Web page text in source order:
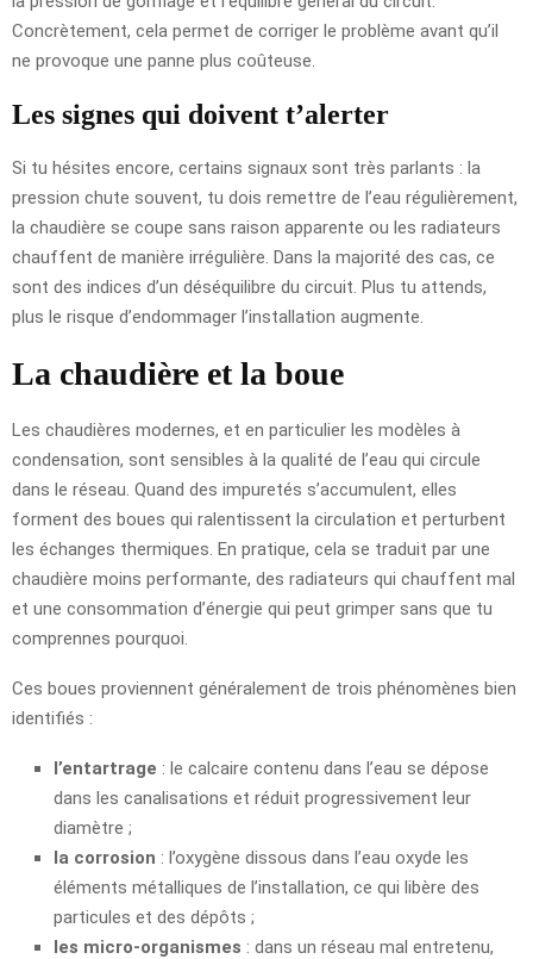
Concrètement, cela permet de corriger le problème avant qu’il
ne provoque une panne plus coûteuse.
Les signes qui doivent t’alerter
Si tu hésites encore, certains signaux sont très parlants : la
pression chute souvent, tu dois remettre de l’eau régulièrement,
la chaudière se coupe sans raison apparente ou les radiateurs
chauffent de manière irrégulière. Dans la majorité des cas, ce
sont des indices d’un déséquilibre du circuit. Plus tu attends,
plus le risque d’endommager l’installation augmente.
La chaudière et la boue
Les chaudières modernes, et en particulier les modèles à
condensation, sont sensibles à la qualité de l’eau qui circule
dans le réseau. Quand des impuretés s’accumulent, elles
forment des boues qui ralentissent la circulation et perturbent
les échanges thermiques. En pratique, cela se traduit par une
chaudière moins performante, des radiateurs qui chauffent mal
et une consommation d’énergie qui peut grimper sans que tu
comprennes pourquoi.
Ces boues proviennent généralement de trois phénomènes bien
identifiés :
l’entartrage : le calcaire contenu dans l’eau se dépose
dans les canalisations et réduit progressivement leur
diamètre ;
la corrosion : l’oxygène dissous dans l’eau oxyde les
éléments métalliques de l’installation, ce qui libère des
particules et des dépôts ;
les micro-organismes : dans un réseau mal entretenu,